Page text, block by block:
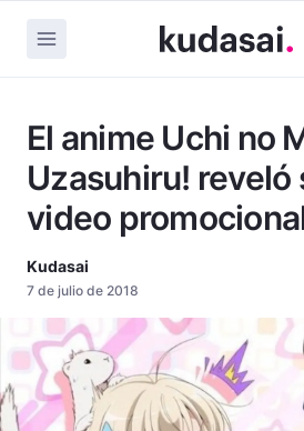
El anime Uchi no
Uzasuhiru! reveló
video
Kudasai
7 de julio de 2018